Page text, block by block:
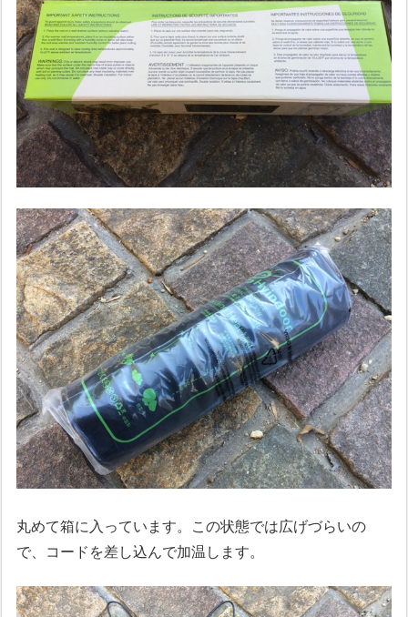
丸めて箱に入っています。この状態では広げづらいの
で、コードを差し込んで加温します。